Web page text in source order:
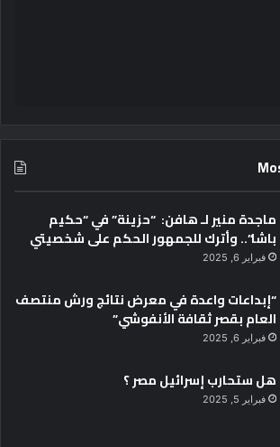
ماجدة منير لـ هافن: “حزينة” في “حكيم
باشا”.. وأترك للجمهور الحكم على شخصيتي
فبراير 6, 2025
“إبداعات واعدة في معرض نتائج ورش منتصف
العام بقصر ثقافة الأنفوشي”
فبراير 6, 2025
هل ستحارب إسرائيل مصر ؟
فبراير 5, 2025